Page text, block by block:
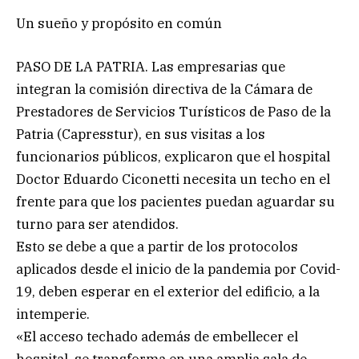
Un sueño y propósito en común
PASO DE LA PATRIA. Las empresarias que
integran la comisión directiva de la Cámara de
Prestadores de Servicios Turísticos de Paso de la
Patria (Capresstur), en sus visitas a los
funcionarios públicos, explicaron que el hospital
Doctor Eduardo Ciconetti necesita un techo en el
frente para que los pacientes puedan aguardar su
turno para ser atendidos.
Esto se debe a que a partir de los protocolos
aplicados desde el inicio de la pandemia por Covid-
19, deben esperar en el exterior del edificio, a la
intemperie.
«El acceso techado además de embellecer el